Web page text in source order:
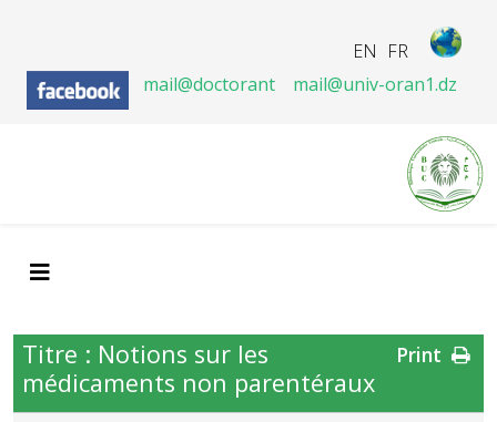
FR
EN
mail@doctorant
mail@univ-oran1.dz
Titre : Notions sur les
médicaments non parentéraux